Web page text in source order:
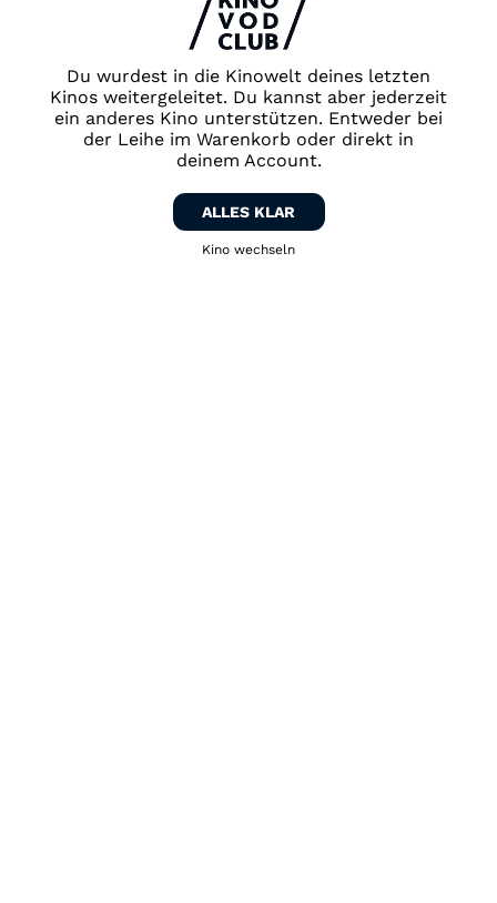
Du wurdest in die Kinowelt deines letzten
Kinos weitergeleitet. Du kannst aber jederzeit
ein anderes Kino unterstützen. Entweder bei
der Leihe im Warenkorb oder direkt in
deinem Account.
ALLES KLAR
Kino wechseln